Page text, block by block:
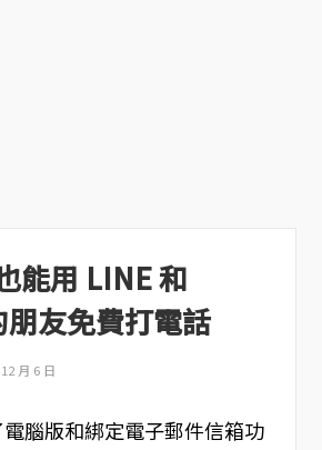
能用 LINE 和
友免費打電話
月 6 日
腦版和綁定電子郵件信箱功